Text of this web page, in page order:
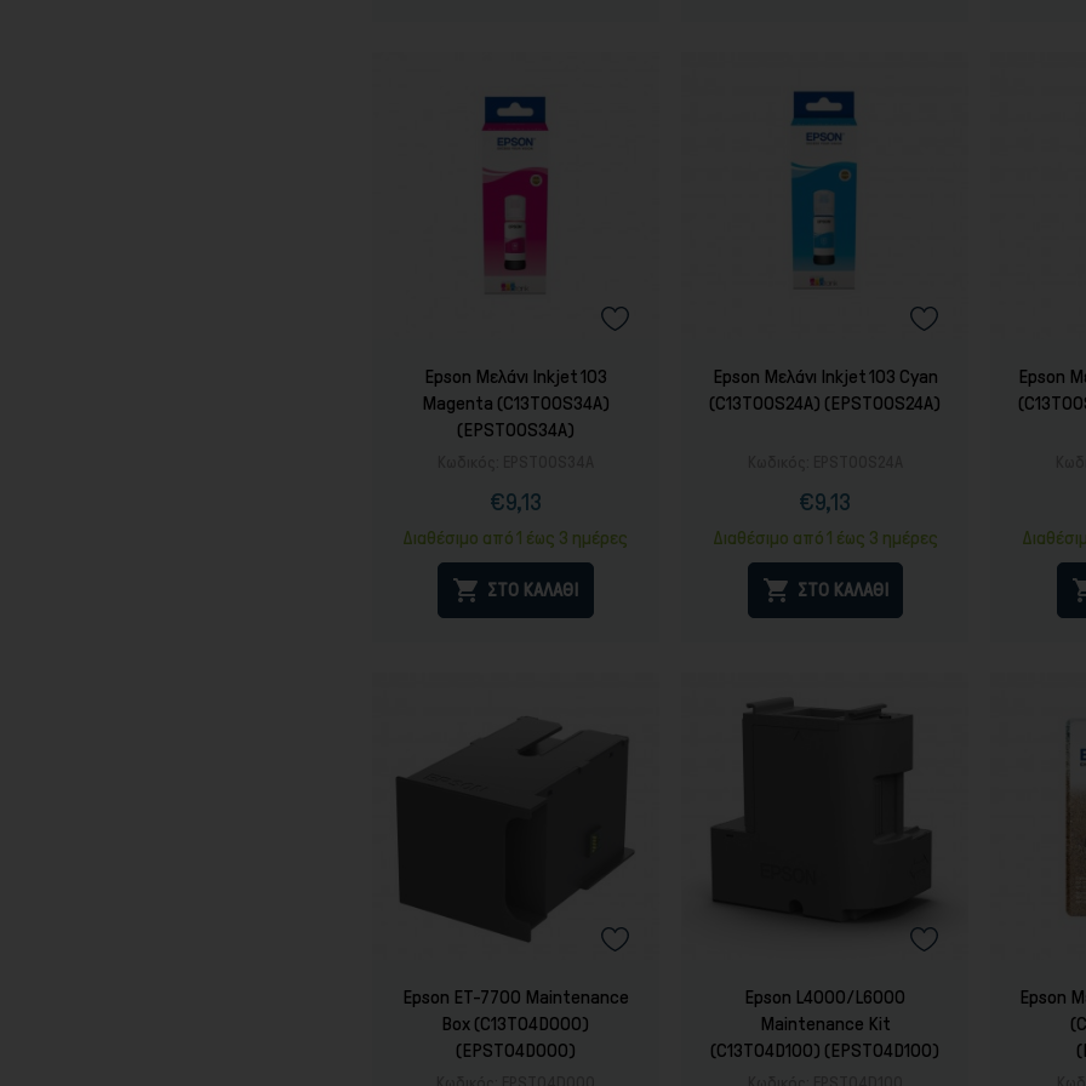
Epson Μελάνι Inkjet 103
Magenta (C13T00S34A)
(EPST00S34A)
Τιμή
€9,13Κανονική
τιμή
Διαθέσιμο από 1 έως 3 ημέρες
 ΣΤΟ ΚΑΛΑΘΙ
Epson Μελάνι Inkjet 103 Cyan
(C13T00S24A) (EPST00S24A)
Τιμή
€9,13Κανονική
τιμή
Διαθέσιμο από 1 έως 3 ημέρες
 ΣΤΟ ΚΑΛΑΘΙ
Epson
Epson ET-7700 Maintenance
Box (C13T04D000)
(EPST04D000)
Epson L4000/L6000
Maintenance Kit
(C13T04D100) (EPST04D100)
Epson